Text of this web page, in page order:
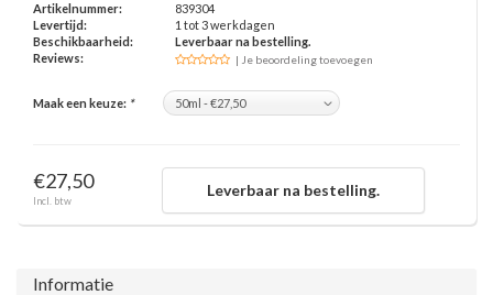
Artikelnummer:
839304
Levertijd:
1 tot 3 werkdagen
Beschikbaarheid:
Leverbaar na bestelling.
Reviews:
| Je beoordeling toevoegen
Maak een keuze: *
€27,50
Incl. btw
Leverbaar na bestelling.
Informatie